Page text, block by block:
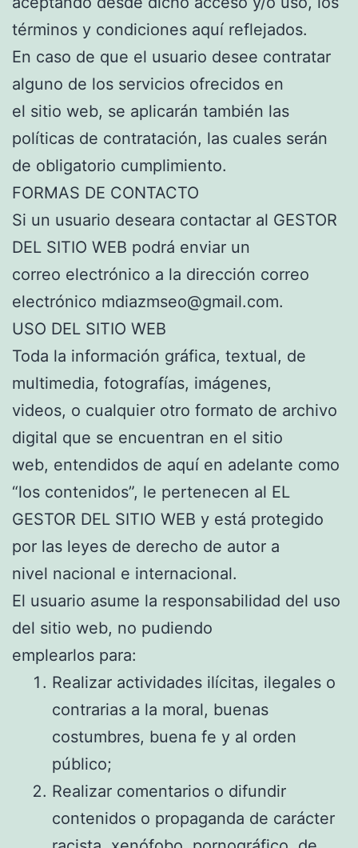
términos y condiciones aquí reflejados.
En caso de que el usuario desee contratar
alguno de los servicios ofrecidos en
el sitio web, se aplicarán también las
políticas de contratación, las cuales serán
de obligatorio cumplimiento.
FORMAS DE CONTACTO
Si un usuario deseara contactar al GESTOR
DEL SITIO WEB podrá enviar un
correo electrónico a la dirección correo
electrónico mdiazmseo@gmail.com.
USO DEL SITIO WEB
Toda la información gráfica, textual, de
multimedia, fotografías, imágenes,
videos, o cualquier otro formato de archivo
digital que se encuentran en el sitio
web, entendidos de aquí en adelante como
“los contenidos”, le pertenecen al EL
GESTOR DEL SITIO WEB y está protegido
por las leyes de derecho de autor a
nivel nacional e internacional.
El usuario asume la responsabilidad del uso
del sitio web, no pudiendo
emplearlos para:
Realizar actividades ilícitas, ilegales o
contrarias a la moral, buenas
costumbres, buena fe y al orden
público;
Realizar comentarios o difundir
contenidos o propaganda de carácter